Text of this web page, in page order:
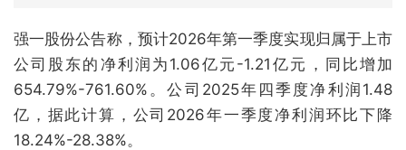
强一股份公告称，预计2026年第一季度实现归属于上市
公司股东的净利润为1.06亿元-1.21亿元，同比增加
654.79%-761.60%。公司2025年四季度净利润1.48
亿，据此计算，公司2026年一季度净利润环比下降
18.24%-28.38%。